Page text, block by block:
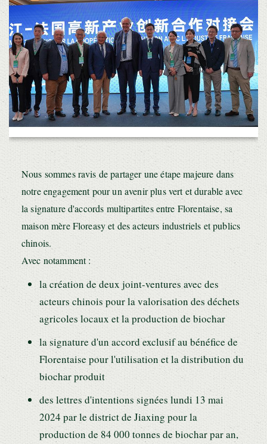
Nous sommes ravis de partager une étape majeure dans
notre engagement pour un avenir plus vert et durable avec
la signature d'accords multipartites entre Florentaise, sa
maison mère Floreasy et des acteurs industriels et publics
chinois.
Avec notamment :
la création de deux joint-ventures avec des
acteurs chinois pour la valorisation des déchets
agricoles locaux et la production de biochar
la signature d'un accord exclusif au bénéfice de
Florentaise pour l'utilisation et la distribution du
biochar produit
des lettres d'intentions signées lundi 13 mai
2024 par le district de Jiaxing pour la
production de 84 000 tonnes de biochar par an,